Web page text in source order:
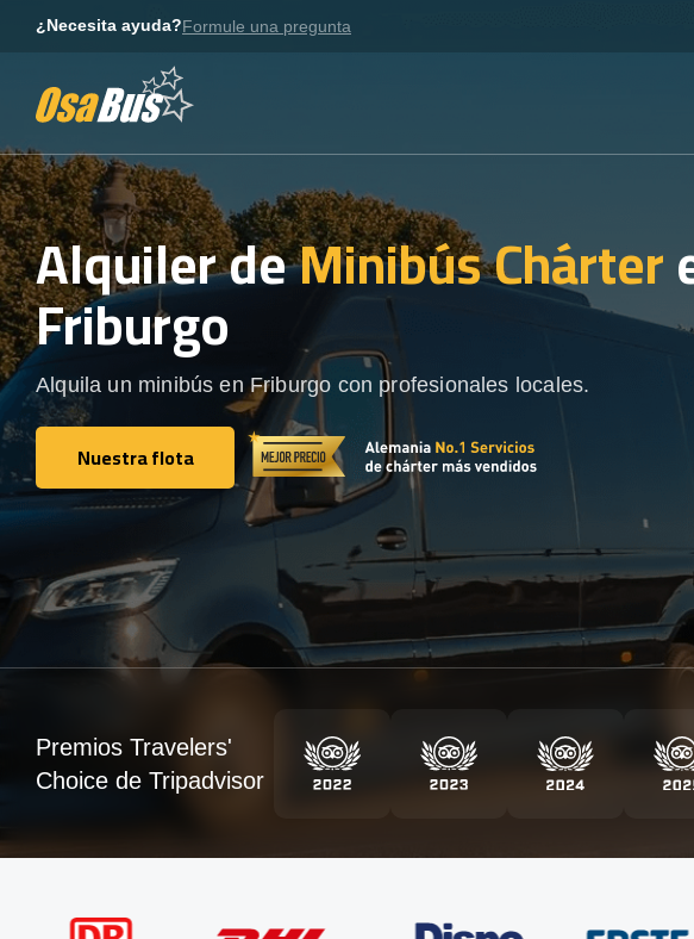
¿Necesita ayuda?Formule una pregunta
Alquiler deMinibús Chárter
Friburgo
Alquila un minibús en Friburgo con profesionales locales.
Nuestra flota
Nuestra flota
Premios Travelers'
Choice de Tripadvisor